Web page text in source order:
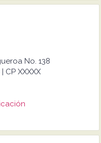
No. 138
CP XXXXX